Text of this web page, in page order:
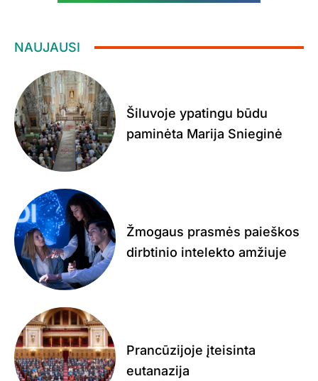
NAUJAUSI
Šiluvoje ypatingu būdu
paminėta Marija Snieginė
Žmogaus prasmės paieškos
dirbtinio intelekto amžiuje
Prancūzijoje įteisinta
eutanazija